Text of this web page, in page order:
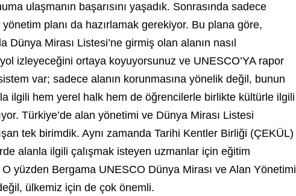
ulaşmanın başarısını yaşadık. Sonrasında sadece
planı da hazırlamak gerekiyor. Bu plana göre,
Dünya Mirası Listesi’ne girmiş olan alanın nasıl
izleyeceğini ortaya koyuyorsunuz ve UNESCO’YA rapor
var; sadece alanın korunmasına yönelik değil, bunun
ilgili hem yerel halk hem de öğrencilerle birlikte kültürle ilgili
Türkiye’de alan yönetimi ve Dünya Mirası Listesi
tek birimdik. Aynı zamanda Tarihi Kentler Birliği (ÇEKÜL)
alanla ilgili çalışmak isteyen uzmanlar için eğitim
O yüzden Bergama UNESCO Dünya Mirası ve Alan Yönetimi
ülkemiz için de çok önemli.